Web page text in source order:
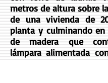
metros de altura sobre
de una vivienda de
planta y culminando
de madera que
lámpara alimentada